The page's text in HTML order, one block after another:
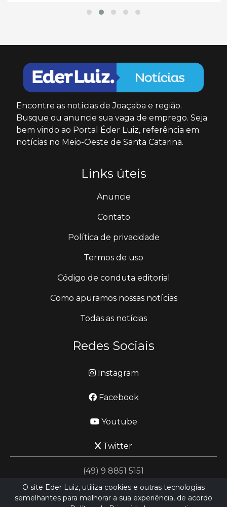
Encontre as notícias de Joaçaba e região.
Busque ou anuncie sua vaga de emprego. Seja
bem vindo ao Portal Éder Luiz, referência em
notícias no Meio-Oeste de Santa Catarina.
Links úteis
Anuncie
Contato
Política de privacidade
Termos de uso
Código de conduta editorial
Como apuramos nossas notícias
Todas as notícias
Redes Sociais
Instagram
Facebook
Youtube
Twitter
(49) 9 8851 5151
jornalismo@ederluiz.com.vc
O site Eder Luiz, utiliza cookies e outras tecnologias
semelhantes para melhorar a sua experiência, de acordo